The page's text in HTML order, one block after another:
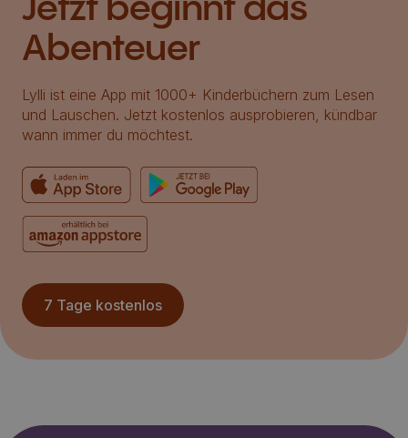
Jetzt beginnt das
Abenteuer
Lylli ist eine App mit 1000+ Kinderbüchern zum Lesen
und Lauschen. Jetzt kostenlos ausprobieren, kündbar
wann immer du möchtest.
7 Tage kostenlos